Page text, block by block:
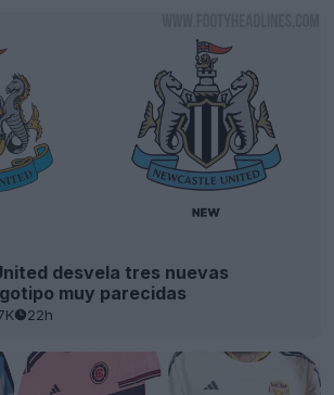
desvela tres nuevas
muy parecidas
22h